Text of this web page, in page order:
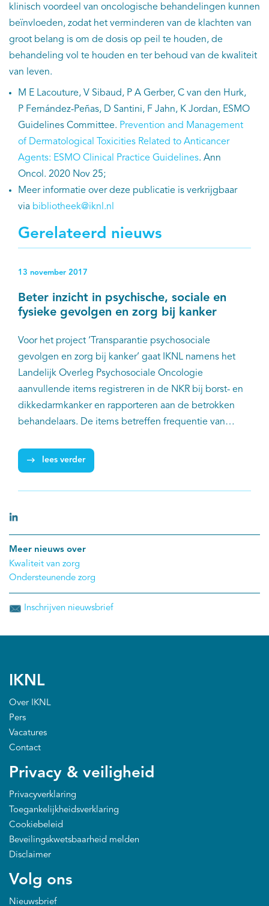
klinisch voordeel van oncologische behandelingen kunnen
beïnvloeden, zodat het verminderen van de klachten van
groot belang is om de dosis op peil te houden, de
behandeling vol te houden en ter behoud van de kwaliteit
van leven.
M E Lacouture, V Sibaud, P A Gerber, C van den Hurk,
P Fernández-Peñas, D Santini, F Jahn, K Jordan, ESMO
Guidelines Committee. Prevention and Management
of Dermatological Toxicities Related to Anticancer
Agents: ESMO Clinical Practice Guidelines. Ann
Oncol. 2020 Nov 25;
Meer informatie over deze publicatie is verkrijgbaar
via bibliotheek@iknl.nl
Gerelateerd nieuws
13 november 2017
Beter inzicht in psychische, sociale en
fysieke gevolgen en zorg bij kanker
Voor het project ‘Transparantie psychosociale
gevolgen en zorg bij kanker’ gaat IKNL namens het
Landelijk Overleg Psychosociale Oncologie
aanvullende items registreren in de NKR bij borst- en
dikkedarmkanker en rapporteren aan de betrokken
behandelaars. De items betreffen frequentie van
naar problemen op fysiek, psychisch en/of sociaal
vlak, het type signaleringsinstrument en eventuele
learningmodule en masterclasses aangeboden over
psychische, sociale en fysieke gevolgen van kanker,
basale psychosociale zorg en verwijsmogelijkheden
voor gespecialiseerde zorg.
lees verder
Meer nieuws over
Kwaliteit van zorg
Ondersteunende zorg
Inschrijven nieuwsbrief
IKNL
Over IKNL
Pers
Vacatures
Contact
Privacy & veiligheid
Privacyverklaring
Toegankelijkheidsverklaring
Cookiebeleid
Beveilingskwetsbaarheid melden
Disclaimer
Volg ons
Nieuwsbrief